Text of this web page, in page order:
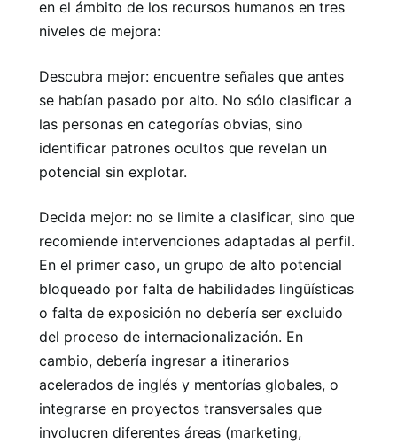
en el ámbito de los recursos humanos en tres
niveles de mejora:
Descubra mejor: encuentre señales que antes
se habían pasado por alto. No sólo clasificar a
las personas en categorías obvias, sino
identificar patrones ocultos que revelan un
potencial sin explotar.
Decida mejor: no se limite a clasificar, sino que
recomiende intervenciones adaptadas al perfil.
En el primer caso, un grupo de alto potencial
bloqueado por falta de habilidades lingüísticas
o falta de exposición no debería ser excluido
del proceso de internacionalización. En
cambio, debería ingresar a itinerarios
acelerados de inglés y mentorías globales, o
integrarse en proyectos transversales que
involucren diferentes áreas (marketing,